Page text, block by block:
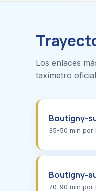
Los enlaces
taxímetro
Boutigny-
35-50 min por
Boutigny-
70-90 min por